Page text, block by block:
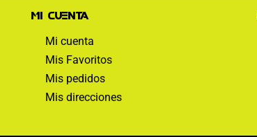
Mi cuenta
Mi cuenta
Mis Favoritos
Mis pedidos
Mis direcciones